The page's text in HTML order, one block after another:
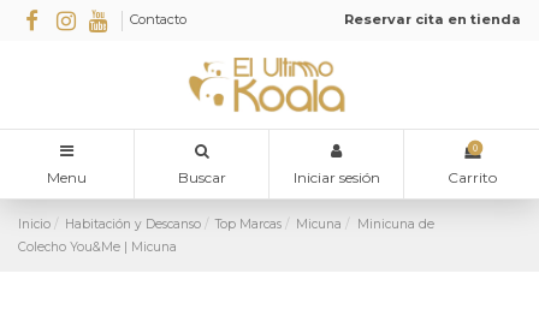
Contacto Reservar cita en tienda
Menu Buscar Iniciar sesión
0
Carrito
Inicio Habitación y Descanso Top Marcas Micuna
Minicuna de
Colecho You&Me | Micuna